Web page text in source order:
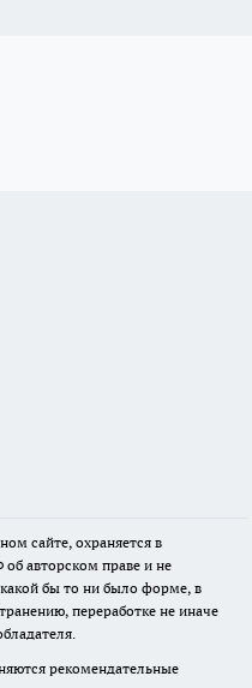
сайте, охраняется в
об авторском праве и не
бы то ни было форме, в
переработке не иначе
рекомендательные